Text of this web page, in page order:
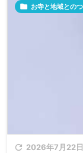
 2026年7月22日
 お寺と地域との